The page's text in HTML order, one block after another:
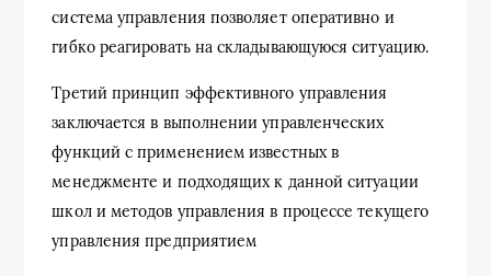
система управления позволяет оперативно и
гибко реагировать на складывающуюся ситуацию.
Третий принцип эффективного управления
заключается в выполнении управленческих
функций с применением известных в
менеджменте и подходящих к данной ситуации
школ и методов управления в процессе текущего
управления предприятием